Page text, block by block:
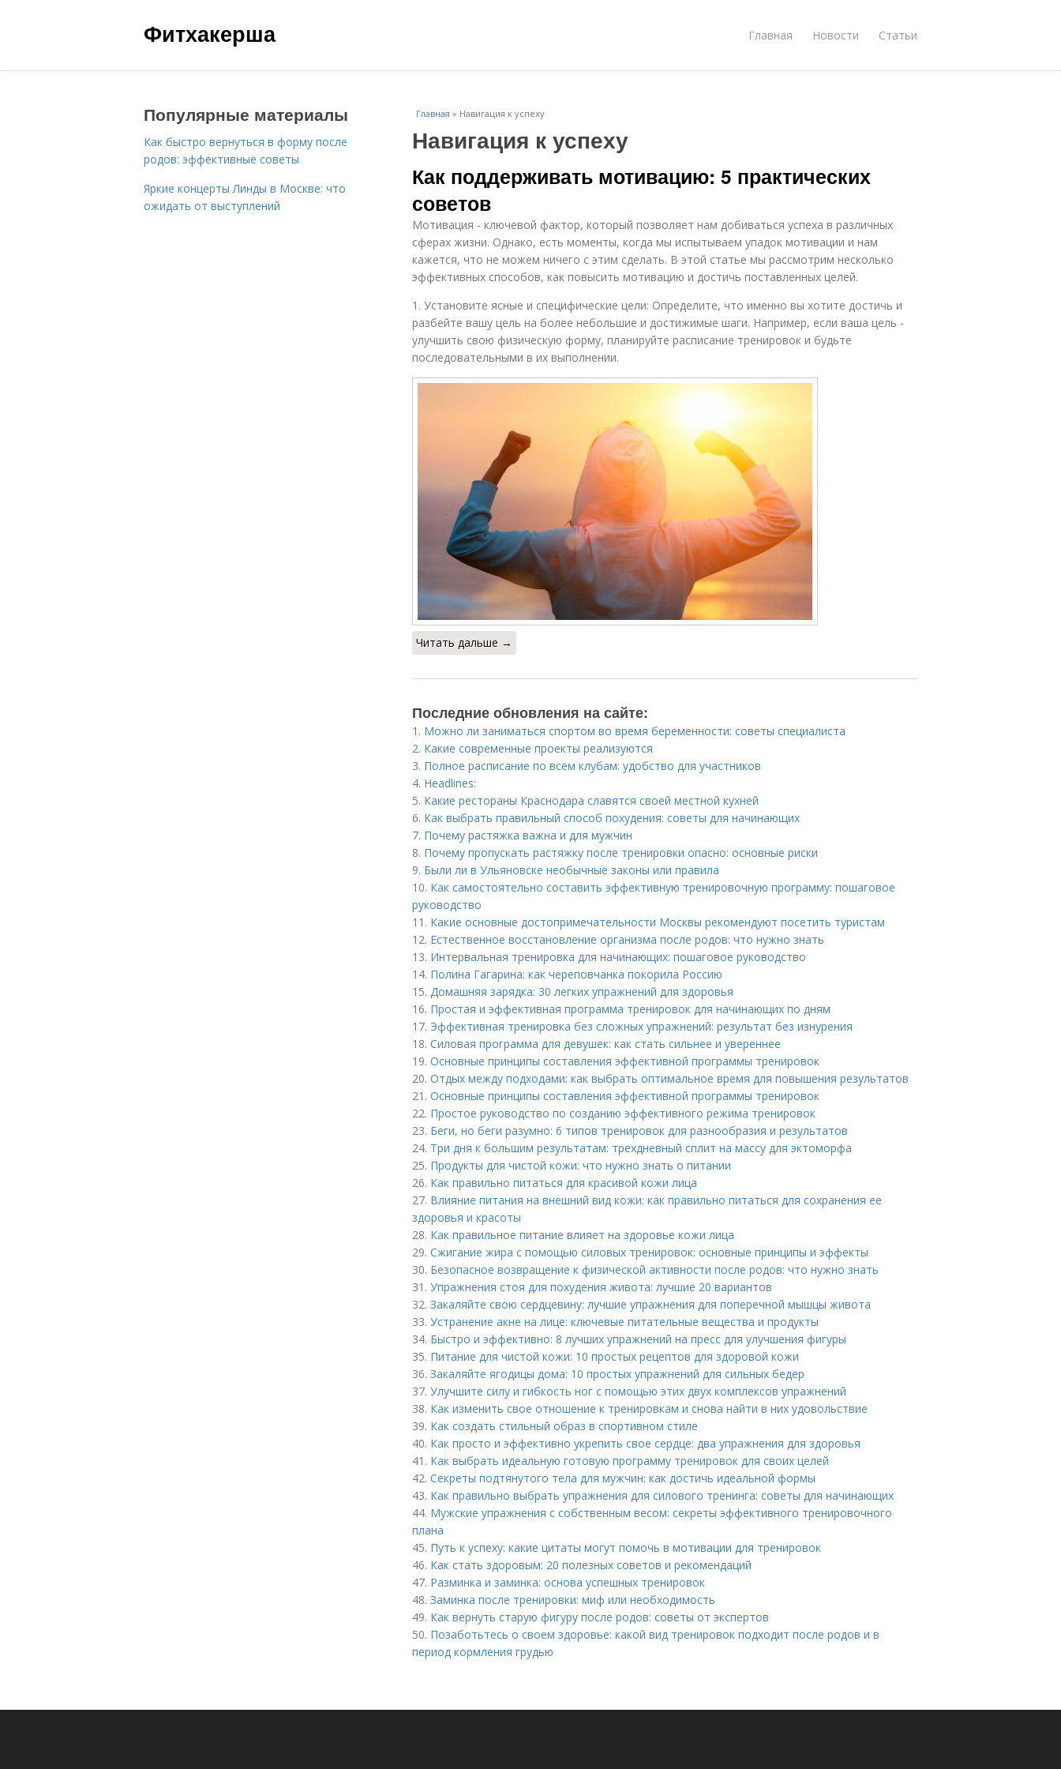
Фитхакерша Главная Новости Статьи
Главная » Навигация к успеху
Навигация к успеху
Как поддерживать мотивацию: 5 практических
советов
Мотивация - ключевой фактор, который позволяет нам добиваться успеха в различных
сферах жизни. Однако, есть моменты, когда мы испытываем упадок мотивации и нам
кажется, что не можем ничего с этим сделать. В этой статье мы рассмотрим несколько
эффективных способов, как повысить мотивацию и достичь поставленных целей.
1. Установите ясные и специфические цели: Определите, что именно вы хотите достичь и
разбейте вашу цель на более небольшие и достижимые шаги. Например, если ваша цель -
улучшить свою физическую форму, планируйте расписание тренировок и будьте
последовательными в их выполнении.
Читать дальше →
Последние обновления на сайте:
1. Можно ли заниматься спортом во время беременности: советы специалиста
2. Какие современные проекты реализуются
3. Полное расписание по всем клубам: удобство для участников
4. Headlines:
5. Какие рестораны Краснодара славятся своей местной кухней
6. Как выбрать правильный способ похудения: советы для начинающих
7. Почему растяжка важна и для мужчин
8. Почему пропускать растяжку после тренировки опасно: основные риски
9. Были ли в Ульяновске необычные законы или правила
10. Как самостоятельно составить эффективную тренировочную программу: пошаговое
руководство
11. Какие основные достопримечательности Москвы рекомендуют посетить туристам
12. Естественное восстановление организма после родов: что нужно знать
13. Интервальная тренировка для начинающих: пошаговое руководство
14. Полина Гагарина: как череповчанка покорила Россию
15. Домашняя зарядка: 30 легких упражнений для здоровья
16. Простая и эффективная программа тренировок для начинающих по дням
17. Эффективная тренировка без сложных упражнений: результат без изнурения
18. Силовая программа для девушек: как стать сильнее и увереннее
19. Основные принципы составления эффективной программы тренировок
20. Отдых между подходами: как выбрать оптимальное время для повышения результатов
21. Основные принципы составления эффективной программы тренировок
22. Простое руководство по созданию эффективного режима тренировок
23. Беги, но беги разумно: 6 типов тренировок для разнообразия и результатов
24. Три дня к большим результатам: трехдневный сплит на массу для эктоморфа
25. Продукты для чистой кожи: что нужно знать о питании
26. Как правильно питаться для красивой кожи лица
27. Влияние питания на внешний вид кожи: как правильно питаться для сохранения ее
здоровья и красоты
28. Как правильное питание влияет на здоровье кожи лица
29. Сжигание жира с помощью силовых тренировок: основные принципы и эффекты
30. Безопасное возвращение к физической активности после родов: что нужно знать
31. Упражнения стоя для похудения живота: лучшие 20 вариантов
32. Закаляйте свою сердцевину: лучшие упражнения для поперечной мышцы живота
33. Устранение акне на лице: ключевые питательные вещества и продукты
34. Быстро и эффективно: 8 лучших упражнений на пресс для улучшения фигуры
35. Питание для чистой кожи: 10 простых рецептов для здоровой кожи
36. Закаляйте ягодицы дома: 10 простых упражнений для сильных бедер
37. Улучшите силу и гибкость ног с помощью этих двух комплексов упражнений
38. Как изменить свое отношение к тренировкам и снова найти в них удовольствие
39. Как создать стильный образ в спортивном стиле
40. Как просто и эффективно укрепить свое сердце: два упражнения для здоровья
41. Как выбрать идеальную готовую программу тренировок для своих целей
42. Секреты подтянутого тела для мужчин: как достичь идеальной формы
43. Как правильно выбрать упражнения для силового тренинга: советы для начинающих
44. Мужские упражнения с собственным весом: секреты эффективного тренировочного
плана
45. Путь к успеху: какие цитаты могут помочь в мотивации для тренировок
46. Как стать здоровым: 20 полезных советов и рекомендаций
47. Разминка и заминка: основа успешных тренировок
48. Заминка после тренировки: миф или необходимость
49. Как вернуть старую фигуру после родов: советы от экспертов
50. Позаботьтесь о своем здоровье: какой вид тренировок подходит после родов и в
период кормления грудью
Популярные материалы
Как быстро вернуться в форму после
родов: эффективные советы
Яркие концерты Линды в Москве: что
ожидать от выступлений